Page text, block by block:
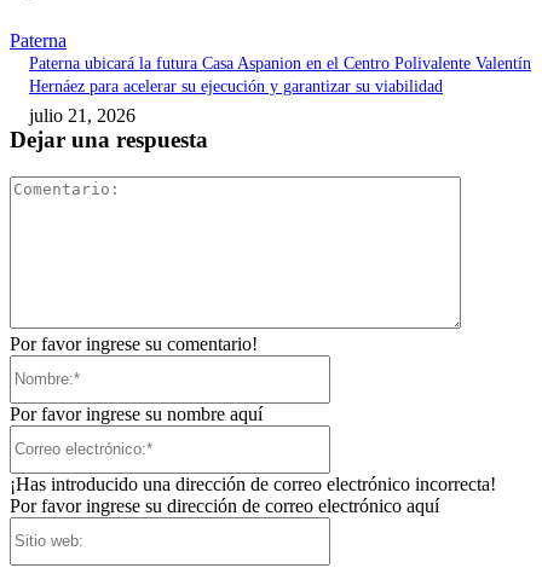
Paterna
Paterna ubicará la futura Casa Aspanion en el Centro Polivalente Valentín
Hernáez para acelerar su ejecución y garantizar su viabilidad
julio 21, 2026
Dejar una respuesta
Por favor ingrese su comentario!
Por favor ingrese su nombre aquí
¡Has introducido una dirección de correo electrónico incorrecta!
Por favor ingrese su dirección de correo electrónico aquí